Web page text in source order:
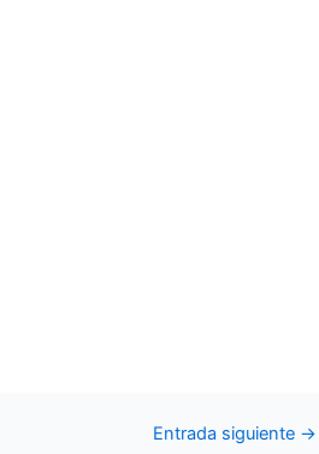
Entrada siguiente →